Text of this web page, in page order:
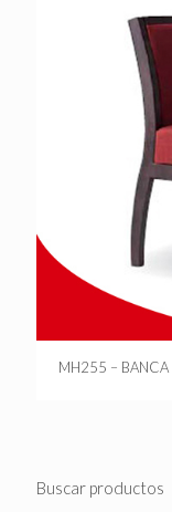
MH255 –
Buscar productos